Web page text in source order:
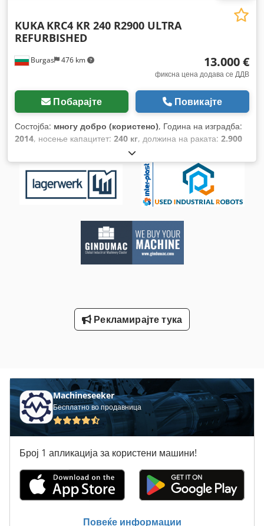
Burgas 476 km
KUKA KRC4 KR 240 R2900 ULTRA
REFURBISHED
13.000 €
фиксна цена додава се ДДВ
Побарајте Повикајте
Состојба: многу добро (користено), Година на изградба:
2014, носење капацитет: 240 кг, должина на раката: 2.900
, произведувач на контролери:
контролер:KRC4,
Рекламирајте тука
Machineseeker
Бесплатно во продавница
Број 1 апликација за користени машини!
Повеќе информации